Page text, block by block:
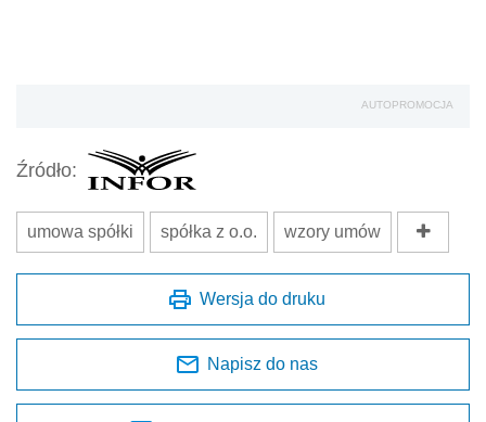
AUTOPROMOCJA
Źródło:
umowa spółki spółka z o.o. wzory umów
Wersja do druku
Napisz do nas